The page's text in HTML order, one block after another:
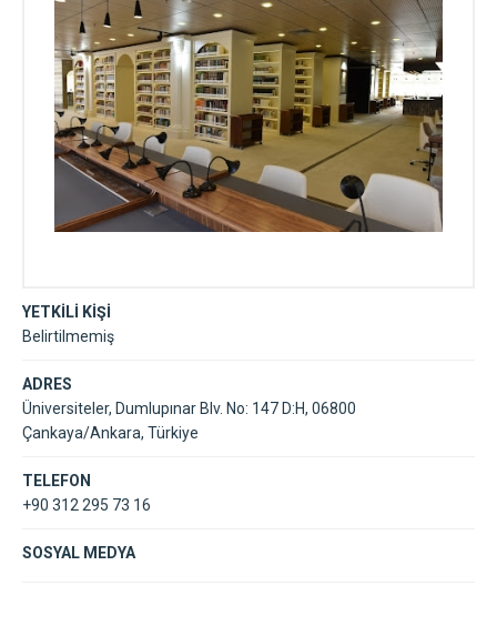
YETKİLİ KİŞİ
Belirtilmemiş
ADRES
Üniversiteler, Dumlupınar Blv. No: 147 D:H, 06800
Çankaya/Ankara, Türkiye
TELEFON
+90 312 295 73 16
SOSYAL MEDYA